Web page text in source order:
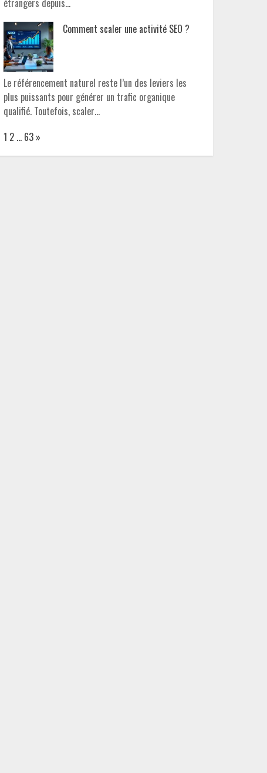
étrangers depuis…
Comment scaler une activité SEO ?
Le référencement naturel reste l’un des leviers les
plus puissants pour générer un trafic organique
qualifié. Toutefois, scaler…
Page:
1 2 … 63 Next
»